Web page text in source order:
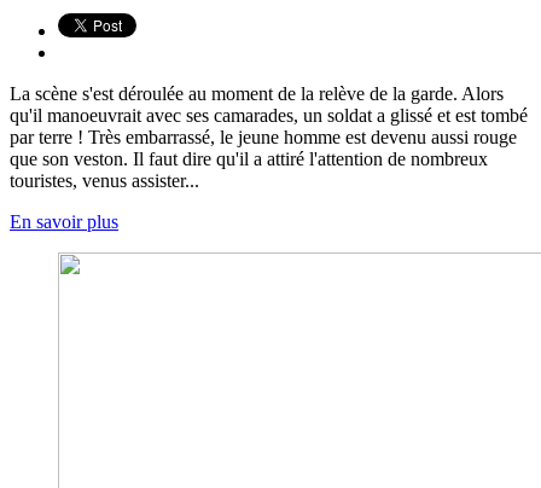
La scène s'est déroulée au moment de la relève de la garde. Alors
qu'il manoeuvrait avec ses camarades, un soldat a glissé et est tombé
par terre ! Très embarrassé, le jeune homme est devenu aussi rouge
que son veston. Il faut dire qu'il a attiré l'attention de nombreux
touristes, venus assister...
En savoir plus